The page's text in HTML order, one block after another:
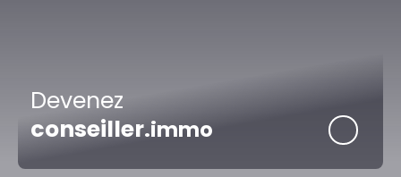
Devenez
conseiller.immo